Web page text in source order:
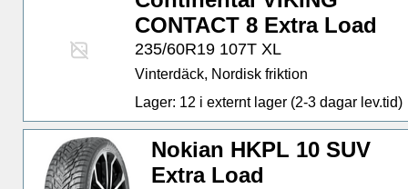
CONTACT 8 Extra Load
235/60R19 107T XL
Vinterdäck, Nordisk friktion
Lager: 12 i externt lager (2-3 dagar lev.tid)
Nokian HKPL 10 SUV
Extra Load